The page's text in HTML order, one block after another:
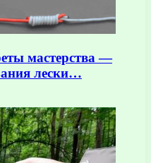
мастерства —
лески…